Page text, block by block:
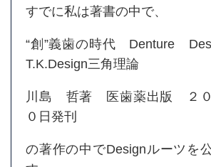
すでに私は著書の中で、
“創”義歯の時代 Denture
T.K.Design三角理論
川島 哲著 医歯薬出版 ２０
０日発刊
の著作の中でDesignルーツを